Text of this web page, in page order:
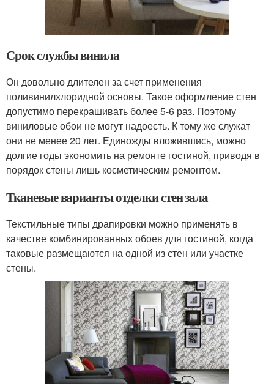
Срок службы винила
Он довольно длителен за счет применения
поливинилхлоридной основы. Такое оформление стен
допустимо перекрашивать более 5-6 раз. Поэтому
виниловые обои не могут надоесть. К тому же служат
они не менее 20 лет. Единожды вложившись, можно
долгие годы экономить на ремонте гостиной, приводя в
порядок стены лишь косметическим ремонтом.
Тканевые варианты отделки стен зала
Текстильные типы драпировки можно применять в
качестве комбинированных обоев для гостиной, когда
таковые размещаются на одной из стен или участке
стены.